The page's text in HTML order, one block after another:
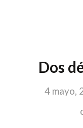
Dos
4 mayo,